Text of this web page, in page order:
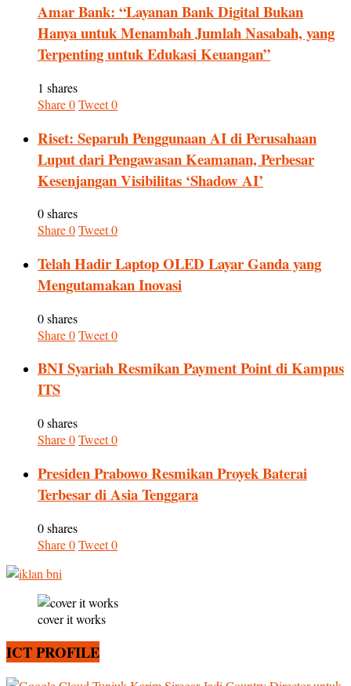
Amar Bank: “Layanan Bank Digital Bukan
Hanya untuk Menambah Jumlah Nasabah, yang
Terpenting untuk Edukasi Keuangan”
1 shares
Share0Tweet0
Riset: Separuh Penggunaan AI di Perusahaan
Luput dari Pengawasan Keamanan, Perbesar
Kesenjangan Visibilitas ‘Shadow AI’
0 shares
Share0Tweet0
Telah Hadir Laptop OLED Layar Ganda yang
Mengutamakan Inovasi
0 shares
Share0Tweet0
BNI Syariah Resmikan Payment Point di Kampus
ITS
0 shares
Share0Tweet0
Presiden Prabowo Resmikan Proyek Baterai
Terbesar di Asia Tenggara
0 shares
Share0Tweet0
cover it works
ICT PROFILE